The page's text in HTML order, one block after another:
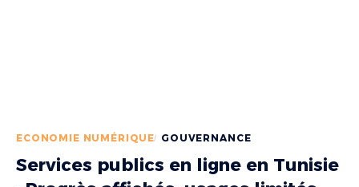
ECONOMIE NUMÉRIQUE GOUVERNANCE
Services publics en ligne en Tunisie